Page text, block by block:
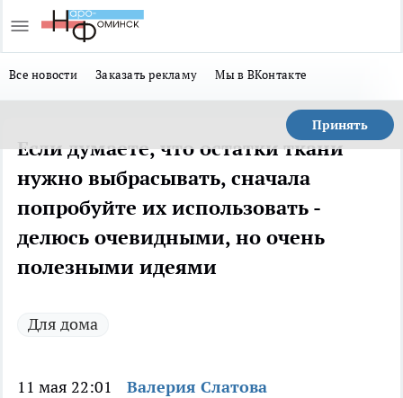
Все новости Заказать рекламу Мы в ВКонтакте
Принять
Если думаете, что остатки ткани
нужно выбрасывать, сначала
попробуйте их использовать -
делюсь очевидными, но очень
полезными идеями
Для дома
11 мая 22:01 Валерия Слатова